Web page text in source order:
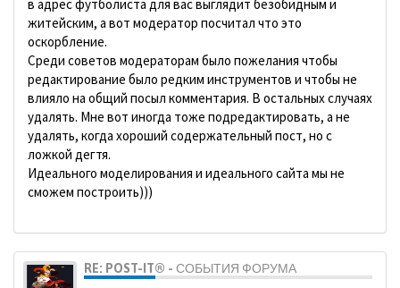
в адрес футболиста для вас выглядит безобидным и
житейским, а вот модератор посчитал что это
оскорбление.
Среди советов модераторам было пожелания чтобы
редактирование было редким инструментов и чтобы не
влияло на общий посыл комментария. В остальных случаях
удалять. Мне вот иногда тоже подредактировать, а не
удалять, когда хороший содержательный пост, но с
ложкой дегтя.
Идеального моделирования и идеального сайта мы не
сможем построить)))
RE: POST-IT® - СОБЫТИЯ ФОРУМА